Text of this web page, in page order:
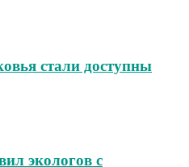
стали доступны
экологов с